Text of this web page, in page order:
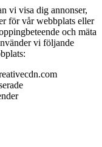
vi visa dig annonser,
för vår webbplats eller
och mäta
vi följande